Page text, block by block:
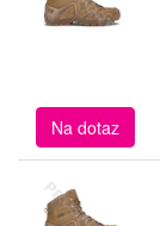
Na dotaz